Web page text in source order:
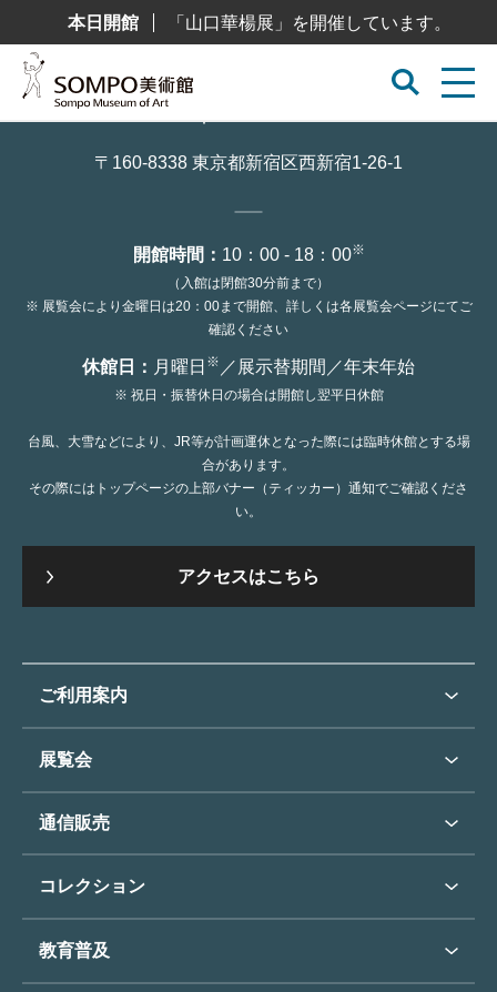
テ
本日開館 「山口華楊展」を開催しています。
〒160-8338 東京都新宿区西新宿1-26-1
開館時間： 10：00 - 18：00※
（入館は閉館30分前まで）
※ 展覧会により金曜日は20：00まで開館、詳しくは各展覧会ページにてご
確認ください
休館日： 月曜日 ※ ／展示替期間／年末年始
※ 祝日・振替休日の場合は開館し翌平日休館
台風、大雪などにより、JR等が計画運休となった際には臨時休館とする場
合があります。
その際にはトップページの上部バナー（ティッカー）通知でご確認くださ
い。
アクセスはこちら
ご利用案内
ご利用案内トップ
開館時間・休館日
アクセス
団体のご利用について
バリアフリー／小さなお子様
展覧会
展覧会・イベントトップ
次回の展覧会
展覧会スケジュール
過去の展覧会
通信販売
通信販売トップ
コレクション
コレクショントップ
教育普及